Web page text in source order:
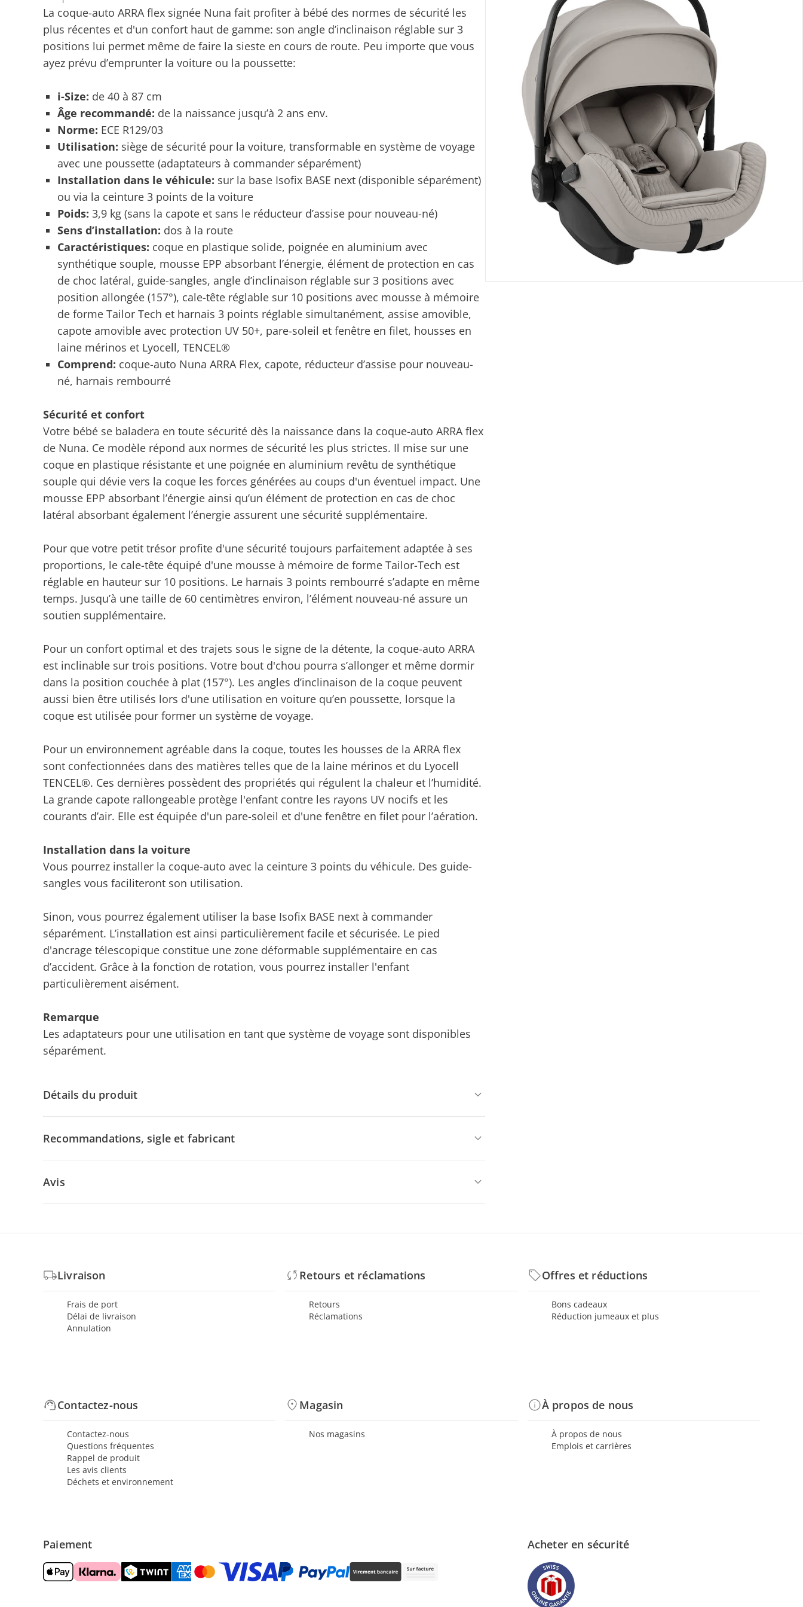
La coque-auto ARRA flex signée Nuna fait profiter à bébé des normes de sécurité les
plus récentes et d'un confort haut de gamme: son angle d’inclinaison réglable sur 3
positions lui permet même de faire la sieste en cours de route. Peu importe que vous
ayez prévu d’emprunter la voiture ou la poussette:
i-Size: de 40 à 87 cm
Âge recommandé: de la naissance jusqu’à 2 ans env.
Norme: ECE R129/03
Utilisation: siège de sécurité pour la voiture, transformable en système de voyage
avec une poussette (adaptateurs à commander séparément)
Installation dans le véhicule: sur la base Isofix BASE next (disponible séparément)
ou via la ceinture 3 points de la voiture
Poids: 3,9 kg (sans la capote et sans le réducteur d’assise pour nouveau-né)
Sens d’installation: dos à la route
Caractéristiques: coque en plastique solide, poignée en aluminium avec
synthétique souple, mousse EPP absorbant l’énergie, élément de protection en cas
de choc latéral, guide-sangles, angle d’inclinaison réglable sur 3 positions avec
position allongée (157°), cale-tête réglable sur 10 positions avec mousse à mémoire
de forme Tailor Tech et harnais 3 points réglable simultanément, assise amovible,
capote amovible avec protection UV 50+, pare-soleil et fenêtre en filet, housses en
laine mérinos et Lyocell, TENCEL®
Comprend: coque-auto Nuna ARRA Flex, capote, réducteur d’assise pour nouveau-
né, harnais rembourré
Sécurité et confort
Votre bébé se baladera en toute sécurité dès la naissance dans la coque-auto ARRA flex
de Nuna. Ce modèle répond aux normes de sécurité les plus strictes. Il mise sur une
coque en plastique résistante et une poignée en aluminium revêtu de synthétique
souple qui dévie vers la coque les forces générées au coups d'un éventuel impact. Une
mousse EPP absorbant l’énergie ainsi qu’un élément de protection en cas de choc
latéral absorbant également l’énergie assurent une sécurité supplémentaire.
Pour que votre petit trésor profite d'une sécurité toujours parfaitement adaptée à ses
proportions, le cale-tête équipé d'une mousse à mémoire de forme Tailor-Tech est
réglable en hauteur sur 10 positions. Le harnais 3 points rembourré s’adapte en même
temps. Jusqu’à une taille de 60 centimètres environ, l’élément nouveau-né assure un
soutien supplémentaire.
Pour un confort optimal et des trajets sous le signe de la détente, la coque-auto ARRA
est inclinable sur trois positions. Votre bout d'chou pourra s’allonger et même dormir
dans la position couchée à plat (157°). Les angles d’inclinaison de la coque peuvent
aussi bien être utilisés lors d'une utilisation en voiture qu’en poussette, lorsque la
coque est utilisée pour former un système de voyage.
Pour un environnement agréable dans la coque, toutes les housses de la ARRA flex
sont confectionnées dans des matières telles que de la laine mérinos et du Lyocell
TENCEL®. Ces dernières possèdent des propriétés qui régulent la chaleur et l’humidité.
La grande capote rallongeable protège l'enfant contre les rayons UV nocifs et les
courants d’air. Elle est équipée d'un pare-soleil et d'une fenêtre en filet pour l’aération.
Installation dans la voiture
Vous pourrez installer la coque-auto avec la ceinture 3 points du véhicule. Des guide-
sangles vous faciliteront son utilisation.
Sinon, vous pourrez également utiliser la base Isofix BASE next à commander
séparément. L’installation est ainsi particulièrement facile et sécurisée. Le pied
d'ancrage télescopique constitue une zone déformable supplémentaire en cas
d’accident. Grâce à la fonction de rotation, vous pourrez installer l'enfant
particulièrement aisément.
Remarque
Les adaptateurs pour une utilisation en tant que système de voyage sont disponibles
séparément.
Détails du produit
Recommandations, sigle et fabricant
Avis
Livraison
Frais de port
Délai de livraison
Annulation
Retours et réclamations
Retours
Réclamations
Offres et réductions
Bons cadeaux
Réduction jumeaux et plus
Contactez-nous
Contactez-nous
Questions fréquentes
Rappel de produit
Les avis clients
Déchets et environnement
Magasin
Nos magasins
À propos de nous
À propos de nous
Emplois et carrières
Paiement Acheter en sécurité